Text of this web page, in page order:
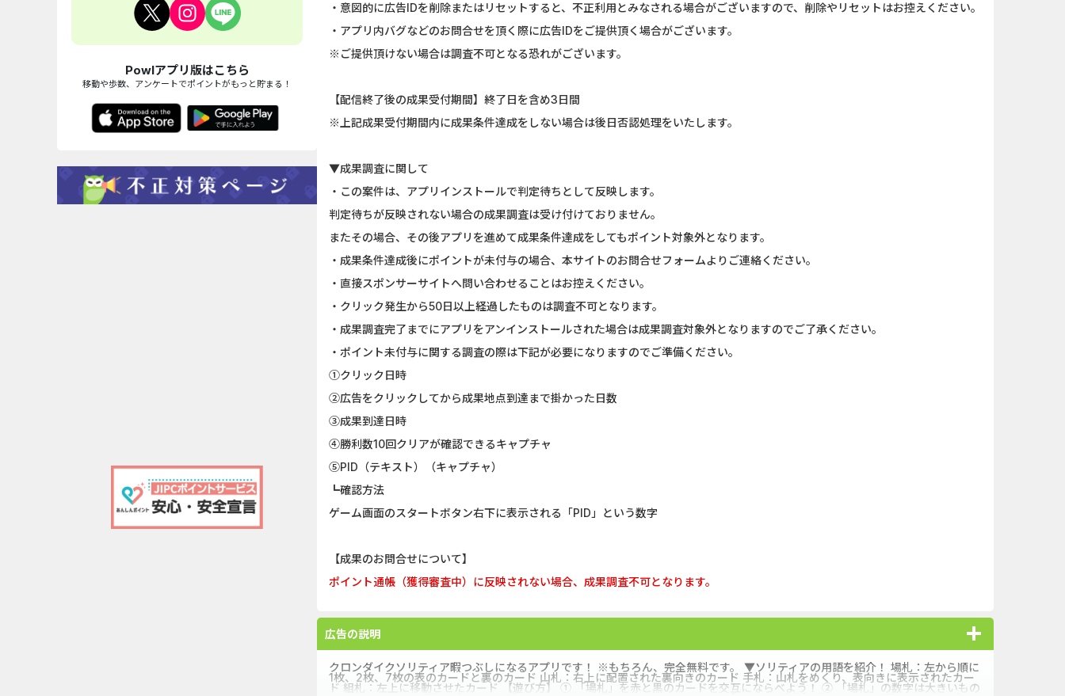
Powlアプリ版はこちら
移動や歩数、アンケートでポイントがもっと貯まる！
・意図的に広告IDを削除またはリセットすると、不正利用とみなされる場合がございますので、削除やリセットはお控えください。
・アプリ内バグなどのお問合せを頂く際に広告IDをご提供頂く場合がございます。
※ご提供頂けない場合は調査不可となる恐れがございます。
【配信終了後の成果受付期間】終了日を含め3日間
※上記成果受付期間内に成果条件達成をしない場合は後日否認処理をいたします。
▼成果調査に関して
・この案件は、アプリインストールで判定待ちとして反映します。
判定待ちが反映されない場合の成果調査は受け付けておりません。
またその場合、その後アプリを進めて成果条件達成をしてもポイント対象外となります。
・成果条件達成後にポイントが未付与の場合、本サイトのお問合せフォームよりご連絡ください。
・直接スポンサーサイトへ問い合わせることはお控えください。
・クリック発生から50日以上経過したものは調査不可となります。
・成果調査完了までにアプリをアンインストールされた場合は成果調査対象外となりますのでご了承ください。
・ポイント未付与に関する調査の際は下記が必要になりますのでご準備ください。
①クリック日時
②広告をクリックしてから成果地点到達まで掛かった日数
③成果到達日時
④勝利数10回クリアが確認できるキャプチャ
⑤PID（テキスト）（キャプチャ）
┗確認方法
ゲーム画面のスタートボタン右下に表示される「PID」という数字
【成果のお問合せについて】
ポイント通帳（獲得審査中）に反映されない場合、成果調査不可となります。
広告の説明
クロンダイクソリティア暇つぶしになるアプリです！ ※もちろん、完全無料です。 ▼ソリティアの用語を紹介！ 場札：左から順に
1枚、2枚、7枚の表のカードと裏のカード 山札：右上に配置された裏向きのカード 手札：山札をめくり、表向きに表示されたカー
ド 組札：左上に移動させたカード 【遊び方】 ① 「場札」を赤と黒のカードを交互にならべよう！ ② 「場札」の数字は大きいもの